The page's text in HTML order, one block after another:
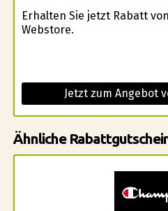
Erhalten Sie jetzt Rabatt
Webstore.
Jetzt zum Angebot
Ähnliche